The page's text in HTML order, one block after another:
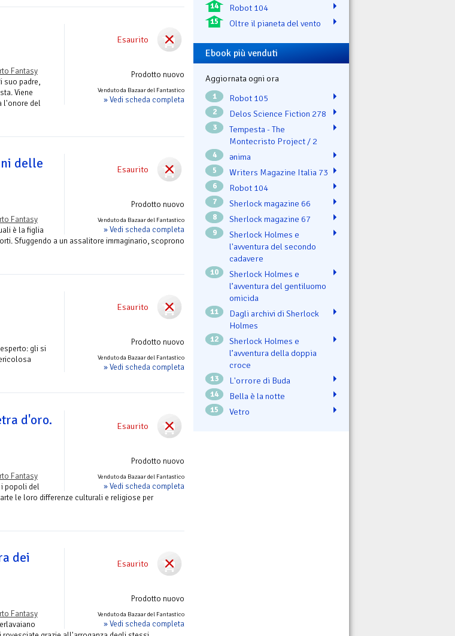
Esaurito
Prodotto nuovo
Venduto da Bazaar del Fantastico
» Vedi scheda completa
Fantasy
suo padre,
Viene
l'onore del
Esaurito
Prodotto nuovo
Venduto da Bazaar del Fantastico
» Vedi scheda completa
delle
Fantasy
è la figlia
Sfuggendo a un assalitore immaginario, scoprono
Esaurito
Prodotto nuovo
Venduto da Bazaar del Fantastico
» Vedi scheda completa
gli si
Esaurito
Prodotto nuovo
Venduto da Bazaar del Fantastico
» Vedi scheda completa
d'oro.
Fantasy
i popoli del
le loro differenze culturali e religiose per
Esaurito
Prodotto nuovo
Venduto da Bazaar del Fantastico
» Vedi scheda completa
dei
Fantasy
14 Robot 104
15 Oltre il pianeta del vento
Ebook più venduti
Aggiornata ogni ora
1 Robot 105
2 Delos Science Fiction 278
3
Tempesta - The
Montecristo Project / 2
4 ənima
5 Writers Magazine Italia 73
6 Robot 104
7 Sherlock magazine 66
8 Sherlock magazine 67
9
Sherlock Holmes e
l'avventura del secondo
cadavere
10
Sherlock Holmes e
l’avventura del gentiluomo
omicida
11
Dagli archivi di Sherlock
Holmes
12
Sherlock Holmes e
l’avventura della doppia
croce
13 L'orrore di Buda
14 Bella è la notte
15 Vetro